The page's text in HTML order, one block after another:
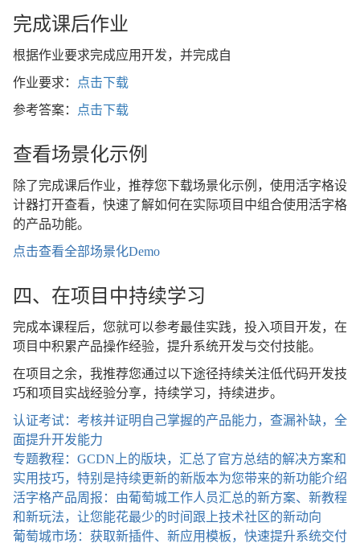
完成课后作业
根据作业要求完成应用开发，并完成自
作业要求：
点击下载
参考答案：
点击下载
查看场景化示例
除了完成课后作业，推荐您下载场景化示例，使用活字格设
计器打开查看，快速了解如何在实际项目中组合使用活字格
的产品功能。
点击查看全部场景化Demo
四、在项目中持续学习
完成本课程后，您就可以参考最佳实践，投入项目开发，在
项目中积累产品操作经验，提升系统开发与交付技能。
在项目之余，我推荐您通过以下途径持续关注低代码开发技
巧和项目实战经验分享，持续学习，持续进步。
认证考试：考核并证明自己掌握的产品能力，查漏补缺，全
面提升开发能力
专题教程：GCDN上的版块，汇总了官方总结的解决方案和
实用技巧，特别是持续更新的新版本为您带来的新功能介绍
活字格产品周报：由葡萄城工作人员汇总的新方案、新教程
和新玩法，让您能花最少的时间跟上技术社区的新动向
葡萄城市场：获取新插件、新应用模板，快速提升系统交付